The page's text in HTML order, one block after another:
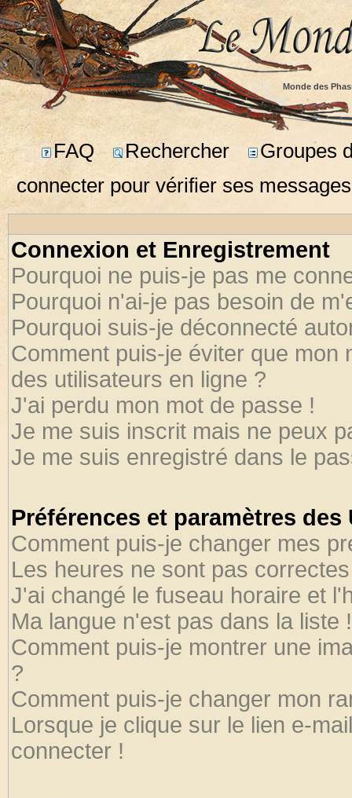
Monde des
FAQ Rechercher
Groupes
connecter pour vérifier ses
Connexion et Enregistrement
Pourquoi ne puis-je pas me
Pourquoi n'ai-je pas besoin de
Pourquoi suis-je déconnecté
Comment puis-je éviter que mon
des utilisateurs en ligne ?
J'ai perdu mon mot de passe !
Je me suis inscrit mais ne peux
Je me suis enregistré dans le
Préférences et paramètres
Comment puis-je changer mes
Les heures ne sont pas
J'ai changé le fuseau horaire et
Ma langue n'est pas dans la liste !
Comment puis-je montrer une
?
Comment puis-je changer mon
Lorsque je clique sur le lien e-
connecter !